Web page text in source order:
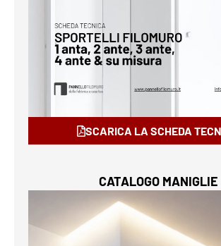
SCARICA LA SCHEDA
CATALOGO MANIGLIE